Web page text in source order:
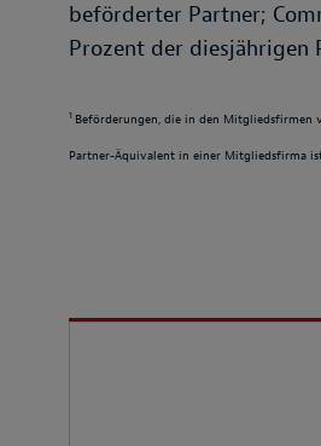
beförderter Partner;
Prozent der diesjährigen
1 Beförderungen, die in den Mitgliedsfirmen
Partner-Äquivalent in einer Mitgliedsfirma